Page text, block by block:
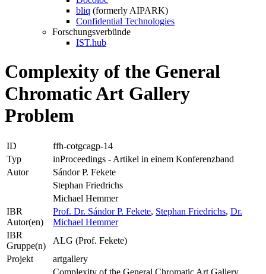
bliq (formerly AIPARK)
Confidential Technologies
Forschungsverbünde
IST.hub
Complexity of the General
Chromatic Art Gallery
Problem
ID
ffh-cotgcagp-14
Typ
inProceedings - Artikel in einem Konferenzband
Autor
Sándor P. Fekete
Stephan Friedrichs
Michael Hemmer
IBR
Autor(en)
Prof. Dr. Sándor P. Fekete, Stephan Friedrichs, Dr.
Michael Hemmer
IBR
Gruppe(n)
ALG (Prof. Fekete)
Projekt
artgallery